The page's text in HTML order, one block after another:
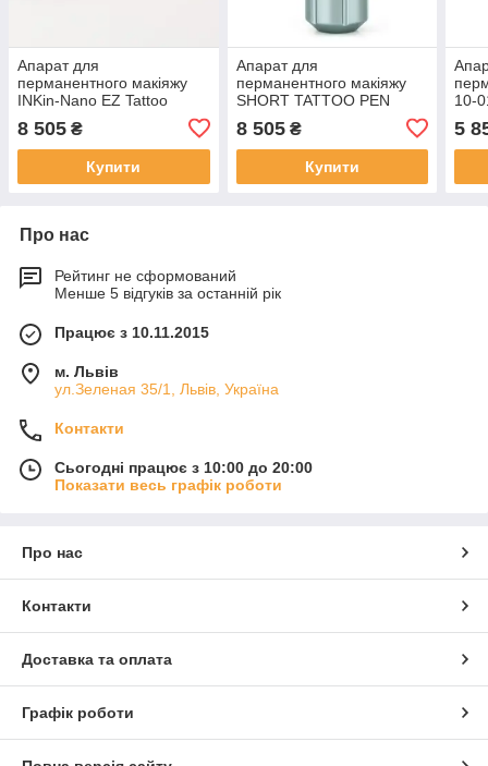
Апарат для
перманентного макіяжу
INKin-Nano EZ Tattoo
8 505 ₴
Купити
Апарат для
перманентного макіяжу
SHORT TATTOO PEN
8 505₴
Купити
10-
5
Про нас
Рейтинг не сформований
Менше 5 відгуків за останній рік
Працює з 10.11.2015
м. Львів
ул.Зеленая 35/1, Львів, Україна
Контакти
Сьогодні працює з 10:00 до 20:00
Показати весь графік роботи
Про нас
Контакти
Доставка та оплата
Графік роботи